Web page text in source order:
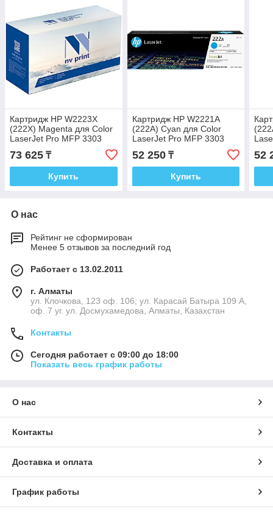
Картридж HP W2223X
(222X) Magenta для Color
LaserJet Pro MFP 3303
73 625 ₸
Купить
Картридж HP W2221A
(222A) Cyan для Color
LaserJet Pro MFP 3303
52 250₸
Купить
52
О нас
Рейтинг не сформирован
Менее 5 отзывов за последний год
Работает с 13.02.2011
г. Алматы
ул. Клочкова, 123 оф. 106; ул. Карасай Батыра 109 А,
оф. 7 уг. ул. Досмухамедова, Алматы, Казахстан
Контакты
Сегодня работает с 09:00 до 18:00
Показать весь график работы
О нас
Контакты
Доставка и оплата
График работы